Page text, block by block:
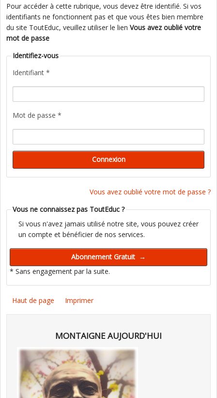
Pour accéder à cette rubrique, vous devez être identifié. Si vos
identifiants ne fonctionnent pas et que vous êtes bien membre
du site ToutEduc, veuillez utiliser le lien Vous avez oublié votre
mot de passe
Identifiez-vous
Identifiant *
Mot de passe *
Vous avez oublié votre mot de passe ?
Vous ne connaissez pas ToutEduc ?
Si vous n'avez jamais utilisé notre site, vous pouvez créer
un compte et bénéficier de nos services.
* Sans engagement par la suite.
Haut de page Imprimer
MONTAIGNE AUJOURD'HUI